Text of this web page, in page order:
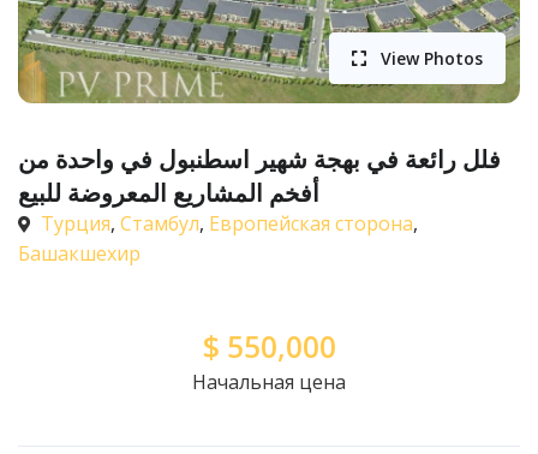
View Photos
فلل رائعة في بهجة شهير اسطنبول في واحدة من
أفخم المشاريع المعروضة للبيع
Турция, Стамбул, Европейская сторона,
Башакшехир
$ 550,000
Начальная цена